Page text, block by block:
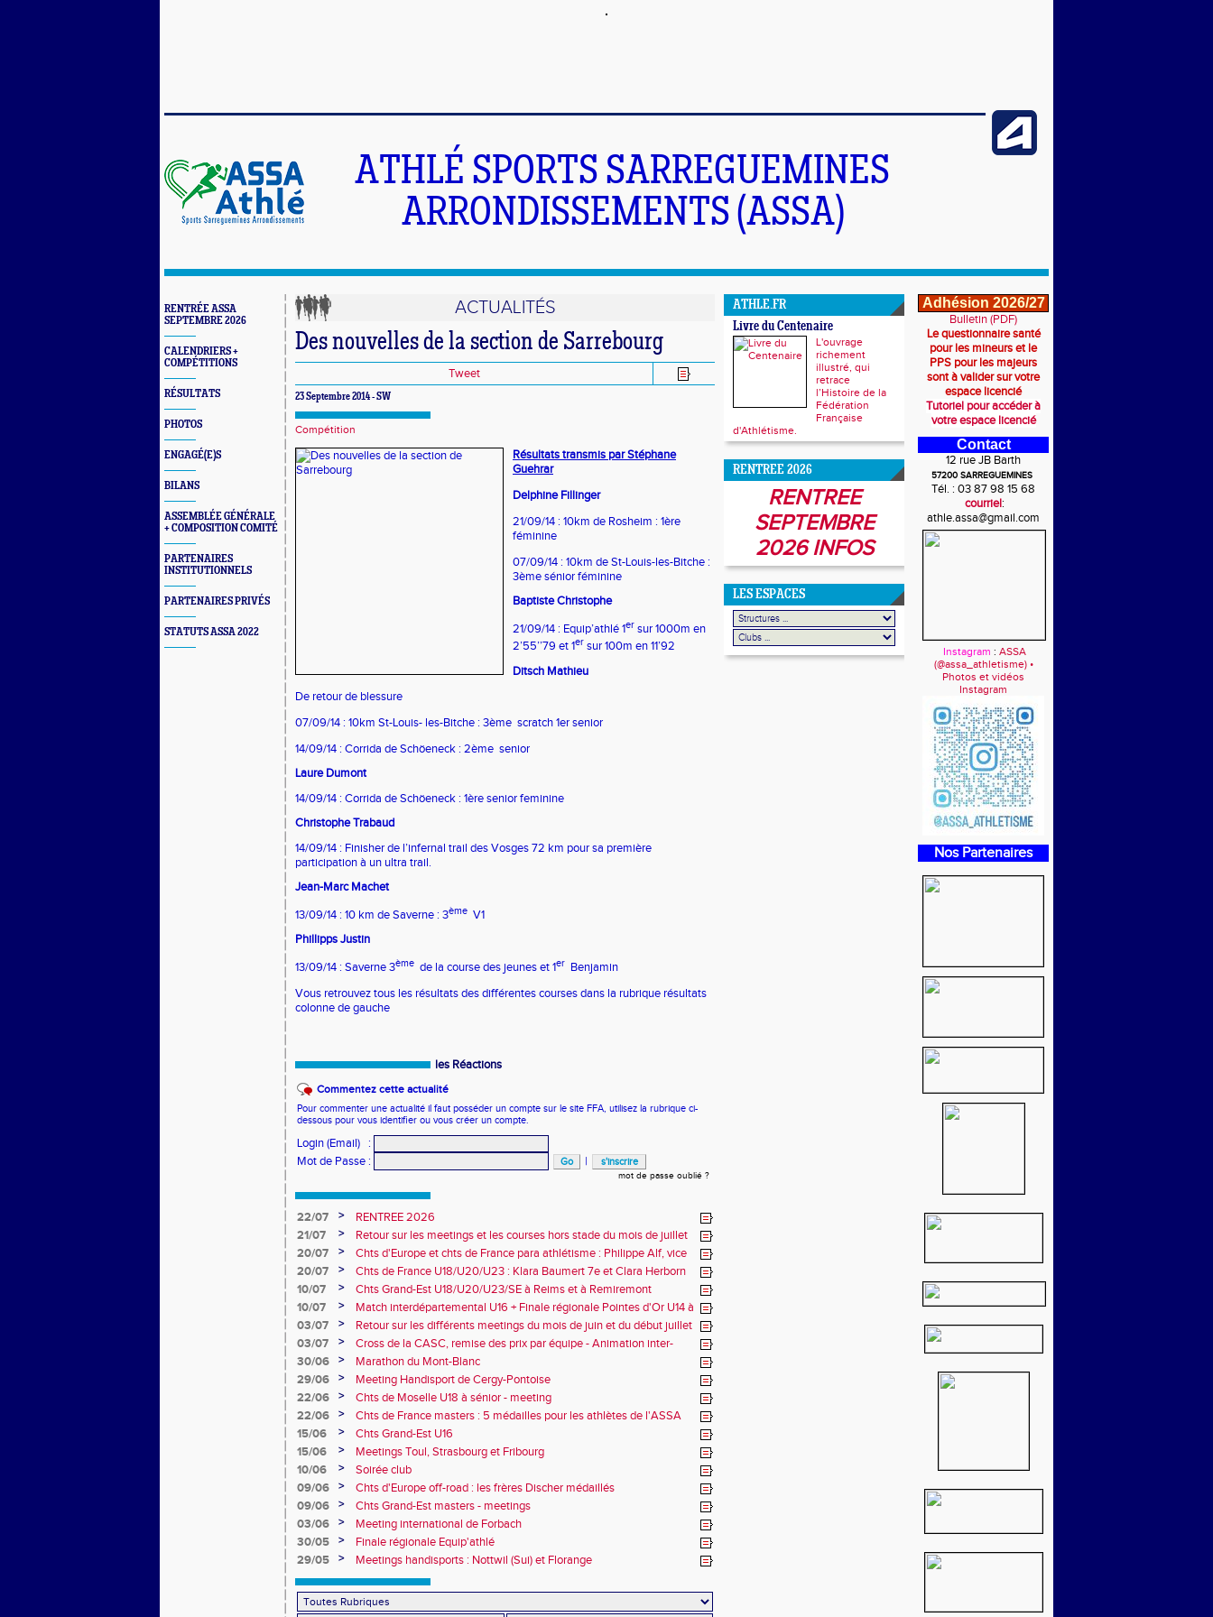
ATHLÉ SPORTS SARREGUEMINES
ARRONDISSEMENTS (ASSA)
RENTRÉE ASSA
SEPTEMBRE 2026
CALENDRIERS +
COMPÉTITIONS
RÉSULTATS
PHOTOS
ENGAGÉ(E)S
BILANS
ASSEMBLÉE GÉNÉRALE
+ COMPOSITION COMITÉ
PARTENAIRES
INSTITUTIONNELS
PARTENAIRES PRIVÉS
STATUTS ASSA 2022
ACTUALITÉS
Des nouvelles de la section de Sarrebourg
Tweet
23 Septembre 2014 - SW
Compétition
Résultats transmis par Stéphane
Guehrar
Delphine Fillinger
21/09/14 : 10km de Rosheim : 1ère
féminine
07/09/14 : 10km de St-Louis-les-Bitche :
3ème sénior féminine
Baptiste Christophe
21/09/14 : Equip’athlé 1er sur 1000m en
2’55’’79 et 1er sur 100m en 11’92
Ditsch Mathieu
De retour de blessure
07/09/14 : 10km St-Louis- les-Bitche : 3ème scratch 1er senior
14/09/14 : Corrida de Schöeneck : 2ème senior
Laure Dumont
14/09/14 : Corrida de Schöeneck : 1ère senior feminine
Christophe Trabaud
14/09/14 : Finisher de l’infernal trail des Vosges 72 km pour sa première
participation à un ultra trail.
Jean-Marc Machet
13/09/14 : 10 km de Saverne : 3ème V1
Phillipps Justin
13/09/14 : Saverne 3ème de la course des jeunes et 1er Benjamin
Vous retrouvez tous les résultats des différentes courses dans la rubrique résultats
colonne de gauche
les Réactions
Commentez cette actualité
Pour commenter une actualité il faut posséder un compte sur le site FFA, utilisez la rubrique ci-
dessous pour vous identifier ou vous créer un compte.
Login (Email)
:
Mot de Passe : |
mot de passe oublié ?
22/07 >
RENTREE 2026
21/07
>
Retour sur les meetings et les courses hors stade du mois de juillet
20/07
>
Chts d'Europe et chts de France para athlétisme : Philippe Alf, vice
champion d'Europe et multiples médaillés aux France
20/07 >
Chts de France U18/U20/U23 : Klara Baumert 7e et Clara Herborn
10e
10/07 >
Chts Grand-Est U18/U20/U23/SE à Reims et à Remiremont
10/07
>
Match interdépartemental U16 + Finale régionale Pointes d'Or U14 à
Obernai
03/07 >
Retour sur les différents meetings du mois de juin et du début juillet
03/07
>
Cross de la CASC, remise des prix par équipe - Animation inter-
collèges
30/06 >
Marathon du Mont-Blanc
29/06
>
Meeting Handisport de Cergy-Pontoise
22/06
>
Chts de Moselle U18 à sénior - meeting
22/06
>
Chts de France masters : 5 médailles pour les athlètes de l'ASSA
15/06
>
Chts Grand-Est U16
15/06
>
Meetings Toul, Strasbourg et Fribourg
10/06
>
Soirée club
09/06
>
Chts d'Europe off-road : les frères Discher médaillés
09/06
>
Chts Grand-Est masters - meetings
03/06
>
Meeting international de Forbach
30/05
>
Finale régionale Equip'athlé
29/05
> Meetings handisports : Nottwil (Sui) et Florange
ATHLE.FR
Livre du Centenaire
L'ouvrage
richement
illustré, qui
retrace
l’Histoire de la
Fédération
Française
d'Athlétisme.
RENTREE 2026
RENTREE
SEPTEMBRE
2026 INFOS
LES ESPACES
Adhésion 2026/27
Bulletin (PDF)
Le questionnaire santé
pour les mineurs et le
PPS pour les majeurs
sont à valider sur votre
espace licencié
Tutoriel pour accéder à
votre espace licencié
Contact
12 rue JB Barth
57200 SARREGUEMINES
Tél. : 03 87 98 15 68
courriel:
athle.assa@gmail.com
Instagram : ASSA
(@assa_athletisme) •
Photos et vidéos
Instagram
Nos Partenaires